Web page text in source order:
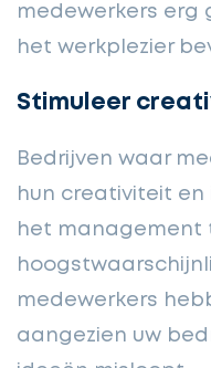
medewerkers erg
het werkplezier
Stimuleer
Bedrijven waar
hun creativiteit
het management
medewerkers
aangezien uw